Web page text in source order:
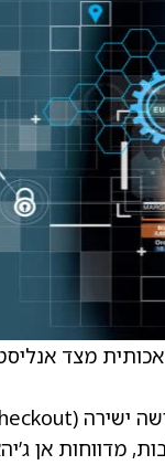
מצד